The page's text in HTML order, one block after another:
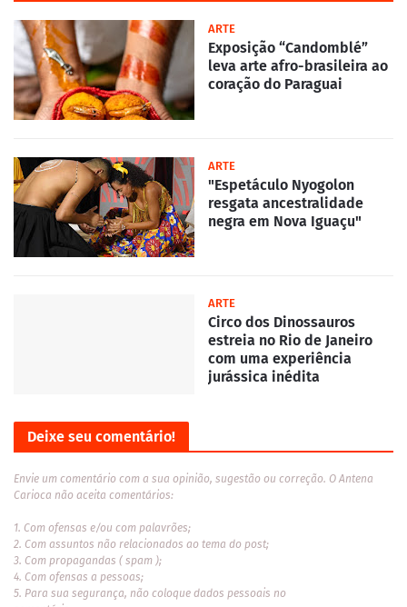
ARTE
Exposição “Candomblé”
leva arte afro-brasileira ao
coração do Paraguai
ARTE
"Espetáculo Nyogolon
resgata ancestralidade
negra em Nova Iguaçu"
ARTE
Circo dos Dinossauros
estreia no Rio de Janeiro
com uma experiência
jurássica inédita
Deixe seu comentário!
Envie um comentário com a sua opinião, sugestão ou correção. O Antena
Carioca não aceita comentários:
1. Com ofensas e/ou com palavrões;
2. Com assuntos não relacionados ao tema do post;
3. Com propagandas ( spam );
4. Com ofensas a pessoas;
5. Para sua segurança, não coloque dados pessoais no